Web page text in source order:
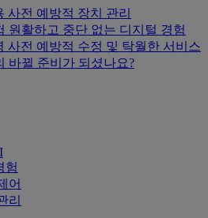
사전 예방적 장치 관리
원활하고 중단 없는 디지털 경험
사전 예방적 수정 및 탁월한 서비스
바뀔 준비가 되셨나요?
험
어
리